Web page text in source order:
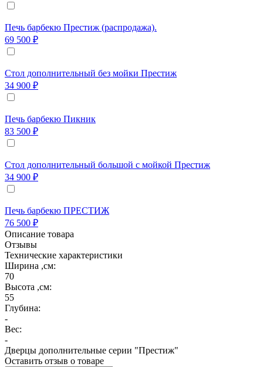
Печь барбекю Престиж (распродажа).
69 500 ₽
Стол дополнительный без мойки Престиж
34 900 ₽
Печь барбекю Пикник
83 500 ₽
Стол дополнительный большой с мойкой Престиж
34 900 ₽
Печь барбекю ПРЕСТИЖ
76 500 ₽
Описание товара
Отзывы
Технические характеристики
Ширина ,см:
70
Высота ,см:
55
Глубина:
-
Вес:
-
Дверцы дополнительные серии "Престиж"
Оставить отзыв о товаре